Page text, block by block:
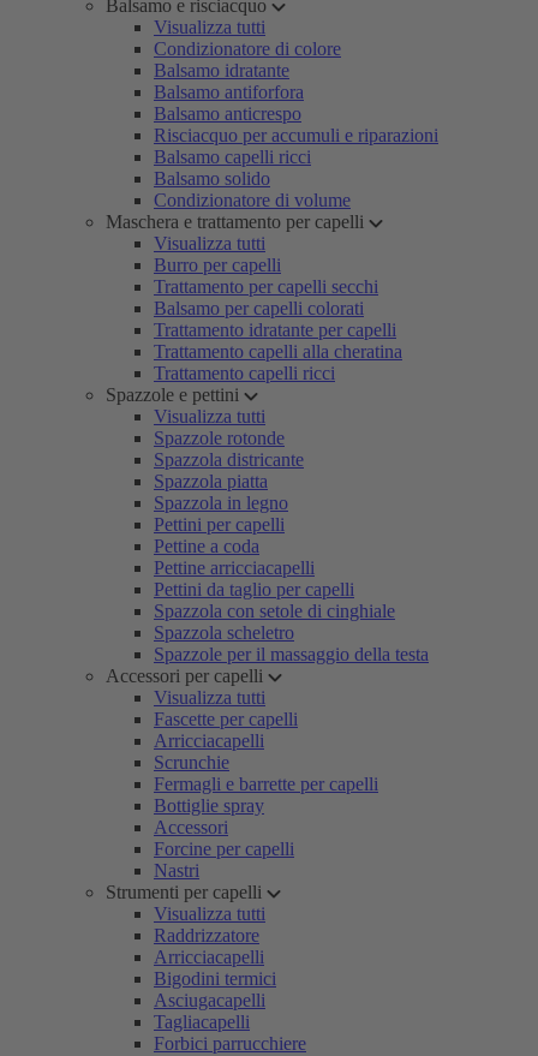
Balsamo e risciacquo
Visualizza tutti
Condizionatore di colore
Balsamo idratante
Balsamo antiforfora
Balsamo anticrespo
Risciacquo per accumuli e riparazioni
Balsamo capelli ricci
Balsamo solido
Condizionatore di volume
Maschera e trattamento per capelli
Visualizza tutti
Burro per capelli
Trattamento per capelli secchi
Balsamo per capelli colorati
Trattamento idratante per capelli
Trattamento capelli alla cheratina
Trattamento capelli ricci
Spazzole e pettini
Visualizza tutti
Spazzole rotonde
Spazzola districante
Spazzola piatta
Spazzola in legno
Pettini per capelli
Pettine a coda
Pettine arricciacapelli
Pettini da taglio per capelli
Spazzola con setole di cinghiale
Spazzola scheletro
Spazzole per il massaggio della testa
Accessori per capelli
Visualizza tutti
Fascette per capelli
Arricciacapelli
Scrunchie
Fermagli e barrette per capelli
Bottiglie spray
Accessori
Forcine per capelli
Nastri
Strumenti per capelli
Visualizza tutti
Raddrizzatore
Arricciacapelli
Bigodini termici
Asciugacapelli
Tagliacapelli
Forbici parrucchiere